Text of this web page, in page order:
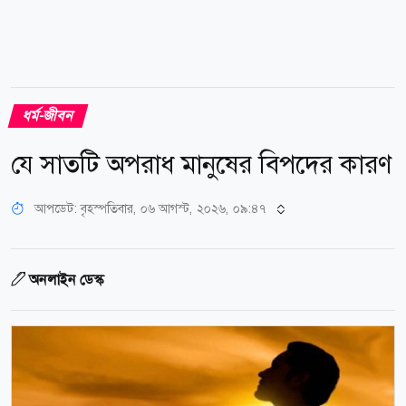
ধর্ম-জীবন
যে সাতটি অপরাধ মানুষের বিপদের কারণ
আপডেট: বৃহস্পতিবার, ০৬ আগস্ট, ২০২৬, ০৯:৪৭
অনলাইন ডেস্ক